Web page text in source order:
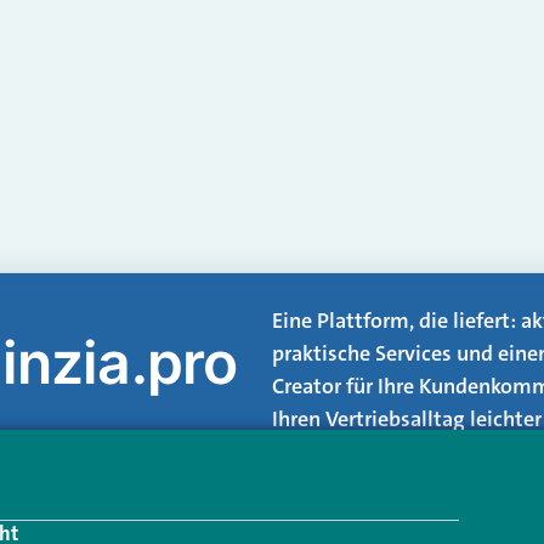
Eine Plattform, die liefert:
praktische Services und
Creator für Ihre
Ihren Vertriebsalltag